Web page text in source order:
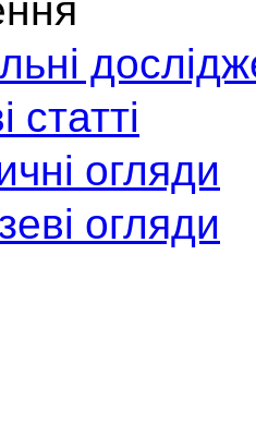
статті
огляди
огляди